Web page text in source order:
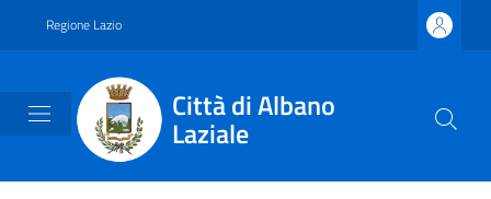
Regione Lazio
Città di Albano
Laziale